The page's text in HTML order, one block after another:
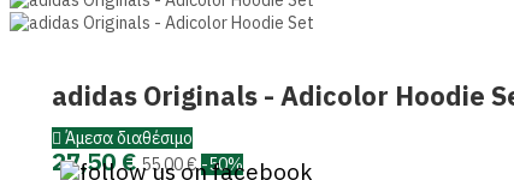
adidas Originals - Adicolor Hoodie
Άμεσα διαθέσιμο
27,50 € 55,00 €-50%